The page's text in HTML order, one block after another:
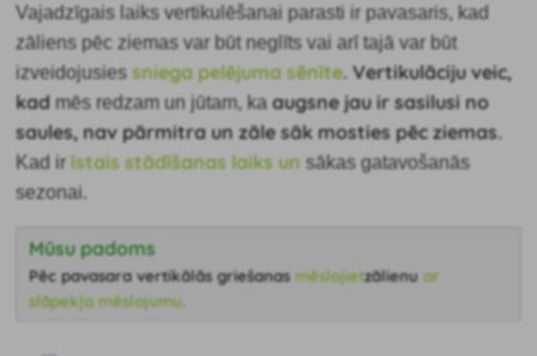
Vajadzīgais laiks vertikulēšanai parasti ir pavasaris, kad
zāliens pēc ziemas var būt neglīts vai arī tajā var būt
izveidojusiessniega pelējuma sēnīte. Vertikulāciju veic,
kad mēs redzam un jūtam, kaaugsne jau ir sasilusi no
saules, nav pārmitra un zāle sāk mosties pēc ziemas.
Kad ir īstais stādīšanas laiks un sākas gatavošanās
sezonai.
Mūsu padoms
Pēc pavasara vertikālās griešanas mēslojietzālienu ar
slāpekļa mēslojumu